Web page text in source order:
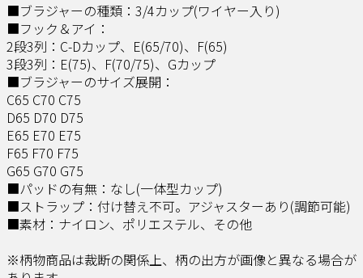
■ブラジャーの種類：3/4カップ(ワイヤー入り)
■フック＆アイ：
2段3列：C-Dカップ、E(65/70)、F(65)
3段3列：E(75)、F(70/75)、Gカップ
■ブラジャーのサイズ展開：
C65 C70 C75
D65 D70 D75
E65 E70 E75
F65 F70 F75
G65 G70 G75
■パッドの有無：なし(一体型カップ)
■ストラップ：付け替え不可。アジャスターあり(調節可能)
■素材：ナイロン、ポリエステル、その他
※柄物商品は裁断の関係上、柄の出方が画像と異なる場合が